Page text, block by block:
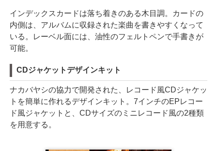
インデックスカードは落ち着きのある木目調。カードの
内側は、アルバムに収録された楽曲を書きやすくなって
いる。レーベル面には、油性のフェルトペンで手書きが
可能。
CDジャケットデザインキット
ナカバヤシの協力で開発された、レコード風CDジャケッ
トを簡単に作れるデザインキット。7インチのEPレコー
ド風ジャケットと、CDサイズのミニレコード風の2種類
を用意する。